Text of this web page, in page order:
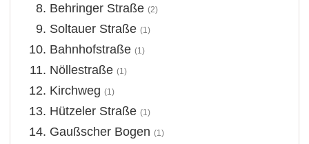
Behringer Straße (2)
Soltauer Straße (1)
Bahnhofstraße (1)
Nöllestraße (1)
Kirchweg (1)
Hützeler Straße (1)
Gaußscher Bogen (1)